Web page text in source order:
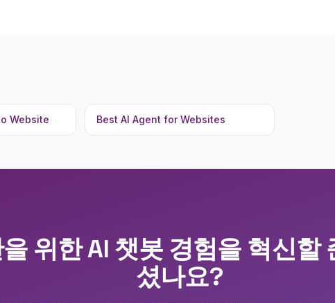
Website Best AI Agent for Websites
위한 AI 챗봇 경험을 혁신할
셨나요?